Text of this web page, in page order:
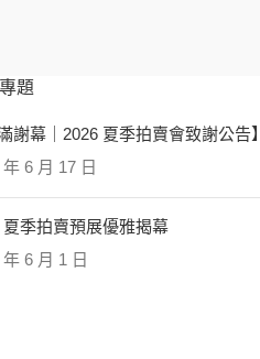
題
滿謝幕｜2026 夏季拍賣會致謝公告】
6 月 17 日
夏季拍賣預展優雅揭幕
6 月 1 日